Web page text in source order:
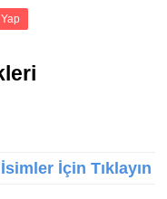
İçin Tıklayın